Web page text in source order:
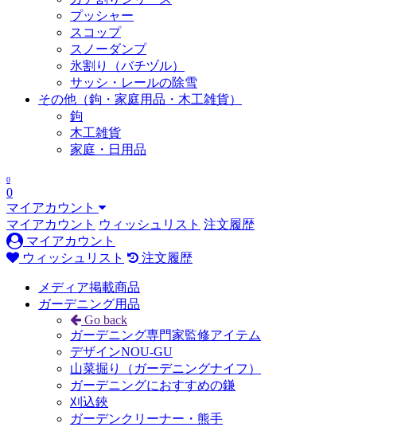
プッシャー
スコップ
スノーダンプ
氷割り（バチヅル）
サッシ・レールの除雪
その他（鉤・家庭用品・木工雑貨）
鉤
木工雑貨
家庭・日用品
0
0
マイアカウント
マイアカウント ウィッシュリスト 注文履歴
マイアカウント
ウィッシュリスト
注文履歴
メディア掲載商品
ガーデニング用品
Go back
ガーデニング専門家監修アイテム
デザインNOU-GU
山菜掘り（ガーデニングナイフ）
ガーデニングにおすすめの鎌
刈込鋏
ガーデンクリーナー・熊手